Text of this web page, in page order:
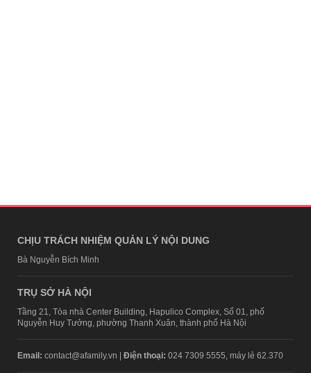
CHỊU TRÁCH NHIỆM QUẢN LÝ NỘI DUNG
Bà Nguyễn Bích Minh
TRỤ SỞ HÀ NỘI
Tầng 21, Tòa nhà Center Building, Hapulico Complex, Số 01, phố
Nguyễn Huy Tưởng, phường Thanh Xuân, thành phố Hà Nội
Email: contact@afamily.vn | Điện thoại: 024 7309 5555, máy lẻ 62.370